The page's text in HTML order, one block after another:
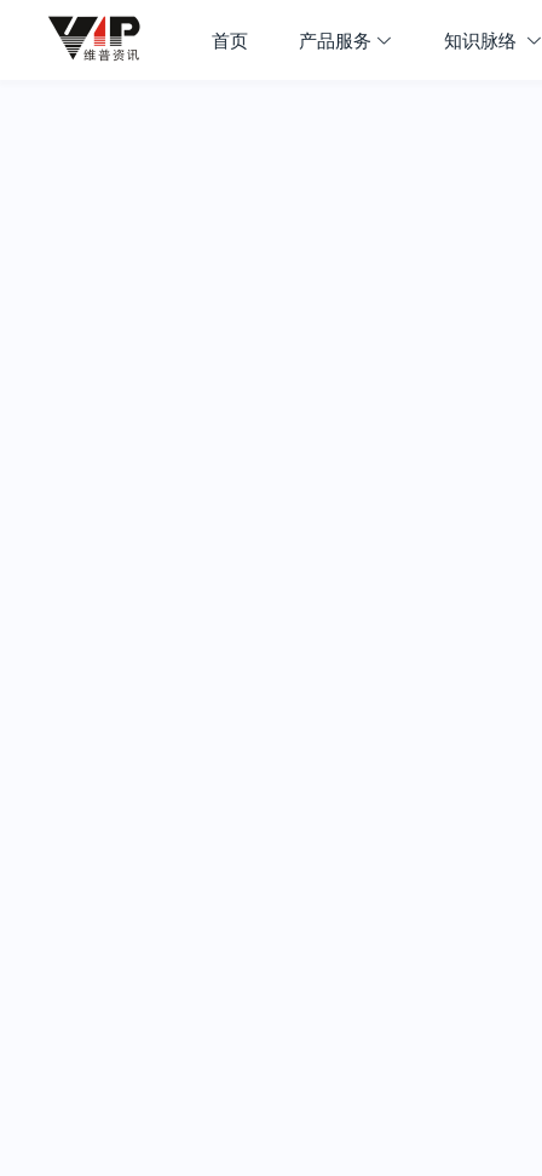
首页 产品服务 知识脉络